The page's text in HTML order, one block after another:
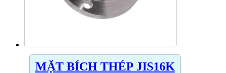
MẶT BÍCH THÉP JIS16K